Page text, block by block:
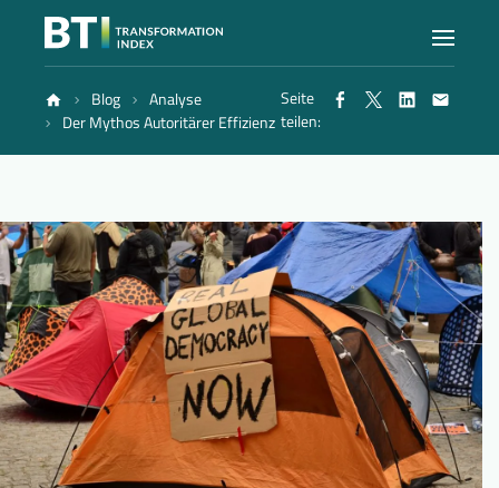
Index
Berichte
Methode
Blog
Blog
Analyse
Der Mythos Autoritärer Effizienz
Seite
teilen: